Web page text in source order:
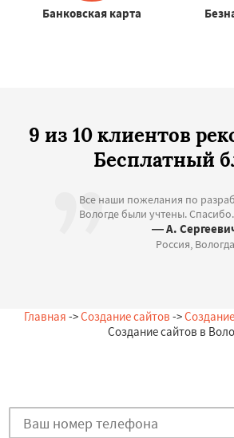
Банковская карта
9 из 10 клиентов
Бесплатный
Все наши пожелания по
Вологде были учтены.
— А.
Россия,
Главная ->Создание сайтов ->
Создание сайтов в